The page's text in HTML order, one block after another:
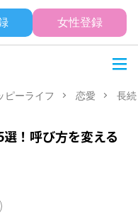
女性登録
ピーライフ 恋愛 長
！呼び方を変える